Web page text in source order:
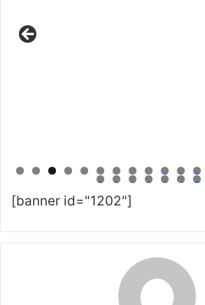
0 1 2
9 0 1 2 3 4 5
[banner id="1202"]